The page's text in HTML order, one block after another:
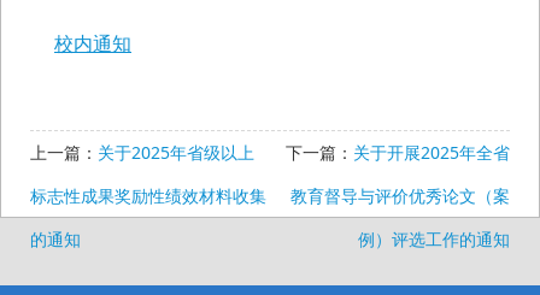
校内通知
上一篇： 关于2025年省级以上
标志性成果奖励性绩效材料收集
的通知
下一篇： 关于开展2025年全省
教育督导与评价优秀论文（案
例）评选工作的通知